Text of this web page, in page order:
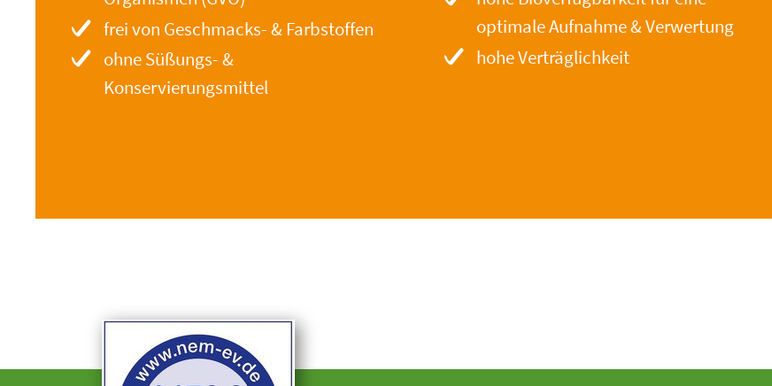
frei von Geschmacks- & Farbstoffen
ohne Süßungs- &
Konservierungsmittel
optimale Aufnahme & Verwertung
hohe Verträglichkeit